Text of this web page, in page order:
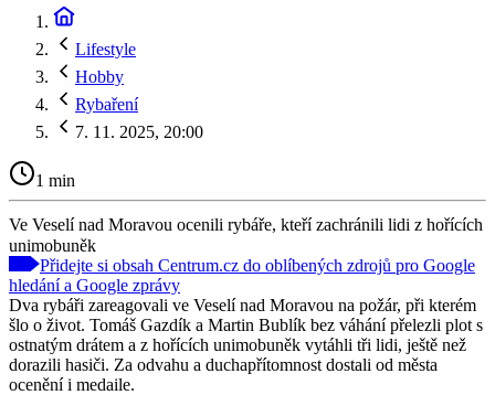
Lifestyle
Hobby
Rybaření
7. 11. 2025, 20:00
1 min
Ve Veselí nad Moravou ocenili rybáře, kteří zachránili lidi z hořících
unimobuněk
Přidejte si obsah Centrum.cz do oblíbených zdrojů pro Google
hledání a Google zprávy
Dva rybáři zareagovali ve Veselí nad Moravou na požár, při kterém
šlo o život. Tomáš Gazdík a Martin Bublík bez váhání přelezli plot s
ostnatým drátem a z hořících unimobuněk vytáhli tři lidi, ještě než
dorazili hasiči. Za odvahu a duchapřítomnost dostali od města
ocenění i medaile.